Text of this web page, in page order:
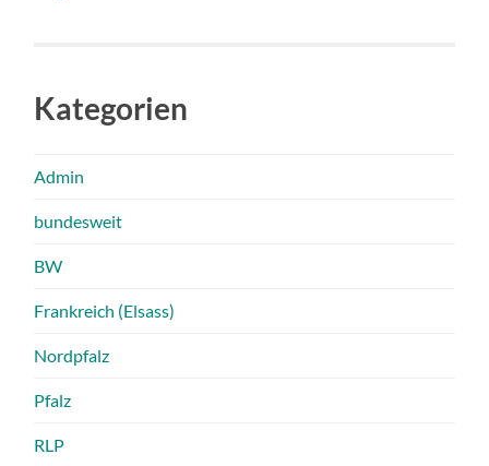
Kategorien
Admin
bundesweit
BW
Frankreich (Elsass)
Nordpfalz
Pfalz
RLP